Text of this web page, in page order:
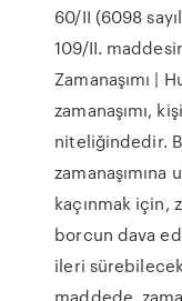
60/II (6098
109/II.
Zamanaşımı |
zamanaşımı,
niteliğindedir.
zamanaşımına
kaçınmak için,
borcun dava
ileri
maddede,